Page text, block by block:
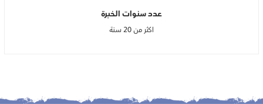
عدد سنوات الخبرة
اكثر من 20 سنة